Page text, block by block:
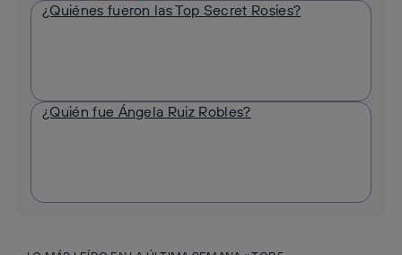
¿Quiénes fueron las Top Secret Rosies?
¿Quién fue Ángela Ruiz Robles?